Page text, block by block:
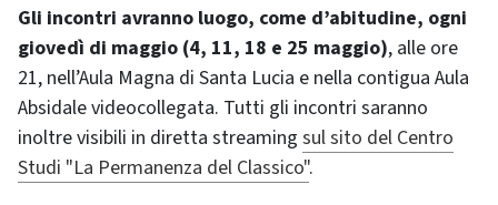
Gli incontri avranno luogo, come d’abitudine, ogni
giovedì di maggio (4, 11, 18 e 25 maggio), alle ore
21, nell’Aula Magna di Santa Lucia e nella contigua Aula
Absidale videocollegata. Tutti gli incontri saranno
inoltre visibili in diretta streaming sul sito del Centro
Studi "La Permanenza del Classico".